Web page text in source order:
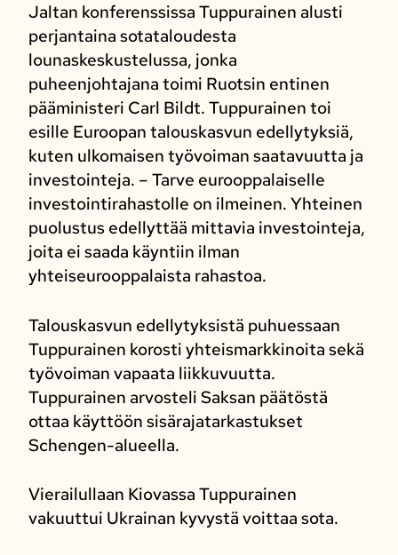
Jaltan konferenssissa Tuppurainen alusti
perjantaina sotataloudesta
lounaskeskustelussa, jonka
puheenjohtajana toimi Ruotsin entinen
pääministeri Carl Bildt. Tuppurainen toi
esille Euroopan talouskasvun edellytyksiä,
kuten ulkomaisen työvoiman saatavuutta ja
investointeja. – Tarve eurooppalaiselle
investointirahastolle on ilmeinen. Yhteinen
puolustus edellyttää mittavia investointeja,
joita ei saada käyntiin ilman
yhteiseurooppalaista rahastoa.
Talouskasvun edellytyksistä puhuessaan
Tuppurainen korosti yhteismarkkinoita sekä
työvoiman vapaata liikkuvuutta.
Tuppurainen arvosteli Saksan päätöstä
ottaa käyttöön sisärajatarkastukset
Schengen-alueella.
Vierailullaan Kiovassa Tuppurainen
vakuuttui Ukrainan kyvystä voittaa sota.